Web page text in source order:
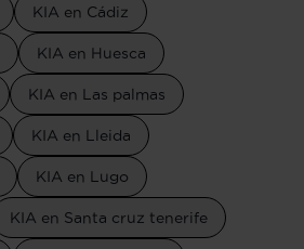
KIA en Cádiz
KIA en Huesca
KIA en Las palmas
KIA en Lleida
KIA en Lugo
KIA en Santa cruz tenerife